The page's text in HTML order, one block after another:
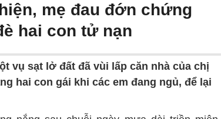
mẹ đau đớn chứng
hai con tử nạn
vụ sạt lở đất đã vùi lấp căn nhà của chị
hai con gái khi các em đang ngủ, để lại